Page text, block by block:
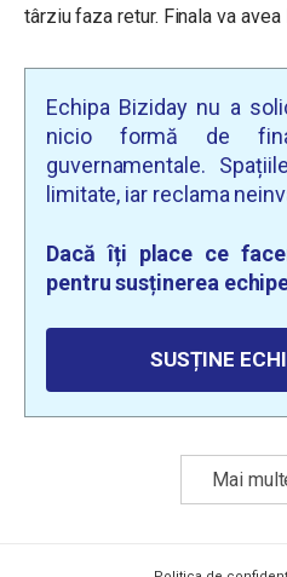
târziu faza retur. Finala va
Echipa Biziday nu a
nicio formă de
guvernamentale.
limitate, iar reclama
Dacă îți place ce
pentru susținerea
SUSȚINE
Mai